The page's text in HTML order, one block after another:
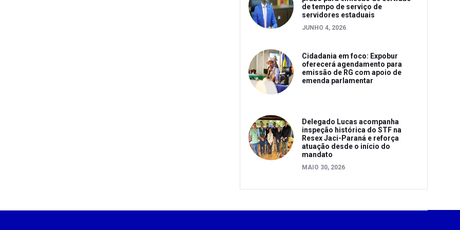
de tempo de serviço de
servidores estaduais
JUNHO 4, 2026
Cidadania em foco: Expobur
oferecerá agendamento para
emissão de RG com apoio de
emenda parlamentar
Delegado Lucas acompanha
inspeção histórica do STF na
Resex Jaci-Paraná e reforça
atuação desde o início do
mandato
MAIO 30, 2026